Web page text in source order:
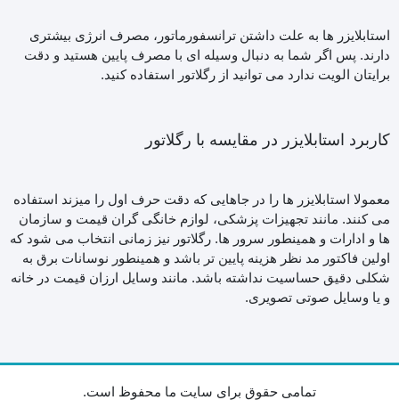
استابلایزر ها به علت داشتن ترانسفورماتور، مصرف انرژی بیشتری
دارند. پس اگر شما به دنبال وسیله ای با مصرف پایین هستید و دقت
برایتان الویت ندارد می توانید از رگلاتور استفاده کنید.
کاربرد استابلایزر در مقایسه با رگلاتور
معمولا استابلایزر ها را در جاهایی که دقت حرف اول را میزند استفاده
می کنند. مانند تجهیزات پزشکی، لوازم خانگی گران قیمت و سازمان
ها و ادارات و همینطور سرور ها. رگلاتور نیز زمانی انتخاب می شود که
اولین فاکتور مد نظر هزینه پایین تر باشد و همینطور نوسانات برق به
شکلی دقیق حساسیت نداشته باشد. مانند وسایل ارزان قیمت در خانه
و یا وسایل صوتی تصویری.
تمامی حقوق برای سایت ما محفوظ است.